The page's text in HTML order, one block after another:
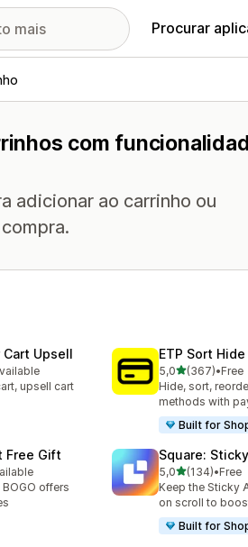
Procurar
com
adicionar ao carrinho ou
Cart Upsell
upsell cart
ETP Sort
5,0de 5 estrelas
(367)
367 total de•Free
Hide, sort,
methods with
Built for
Free Gift
offers
Square:
5,0de 5 estrelas
(134)
134 total de•Free
Keep the Sticky
on scroll to
Built for